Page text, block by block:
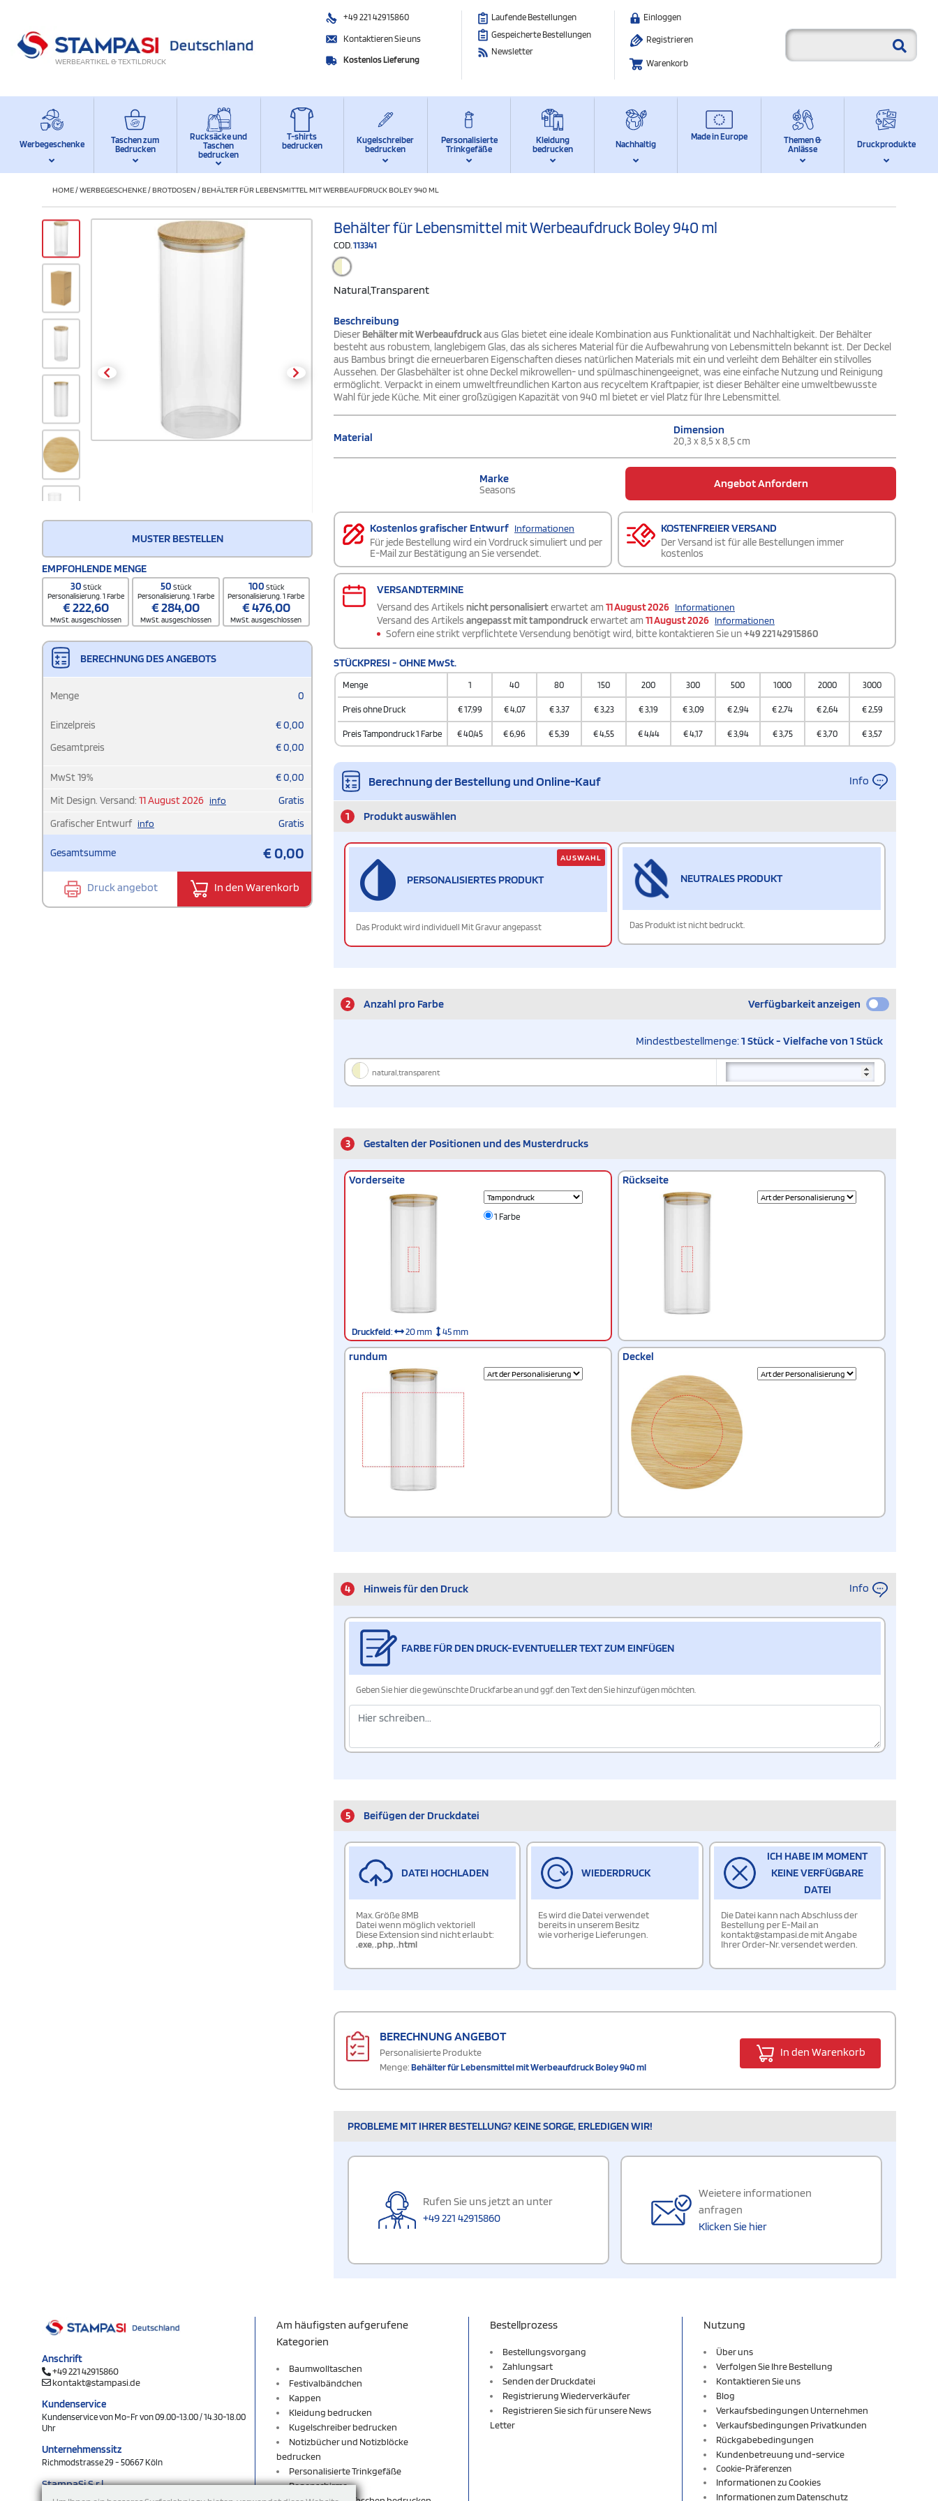
WERBEARTIKEL & TEXTILDRUCK
+49 221 42915860
Kontaktieren Sie uns
Kostenlos Lieferung
Laufende Bestellungen
Gespeicherte Bestellungen
Newsletter
Einloggen
Registrieren
Warenkorb
Werbegeschenke
Taschen zum
Bedrucken
Rucksäcke und
Taschen
bedrucken
T-shirts
bedrucken
Kugelschreiber
bedrucken
Personalisierte
Trinkgefäße
Kleidung
bedrucken
Nachhaltig
Made in Europe
Themen &
Anlässe
Druckprodukte
HOME/WERBEGESCHENKE/BROTDOSEN /BEHÄLTER FÜR LEBENSMITTEL MIT WERBEAUFDRUCK BOLEY 940 ML
MUSTER BESTELLEN
EMPFOHLENDE MENGE
30 Stück
Personalisierung. 1 Farbe
€222,60
MwSt. ausgeschlossen
50 Stück
Personalisierung. 1 Farbe
€284,00
MwSt. ausgeschlossen
100 Stück
Personalisierung. 1 Farbe
€476,00
MwSt. ausgeschlossen
BERECHNUNG DES ANGEBOTS
Menge 0
Einzelpreis €0,00
Gesamtpreis
€0,00
MwSt19% €0,00
Mit Design. Versand: 11 August 2026 info
Gratis
Grafischer Entwurf info Gratis
Gesamtsumme €0,00
Druck angebot In den Warenkorb
Behälter für Lebensmittel mit Werbeaufdruck Boley 940 ml
COD.113341
Natural,transparent
Beschreibung
Dieser Behälter mit Werbeaufdruckaus Glas bietet eine ideale Kombination aus Funktionalität und Nachhaltigkeit. Der Behälter
besteht aus robustem, langlebigem Glas, das als sicheres Material für die Aufbewahrung von Lebensmitteln bekannt ist. Der Deckel
aus Bambus bringt die erneuerbaren Eigenschaften dieses natürlichen Materials mit ein und verleiht dem Behälter ein stilvolles
Aussehen. Der Glasbehälter ist ohne Deckel mikrowellen- und spülmaschinengeeignet, was eine einfache Nutzung und Reinigung
ermöglicht. Verpackt in einem umweltfreundlichen Karton aus recyceltem Kraftpapier, ist dieser Behälter eine umweltbewusste
Wahl für jede Küche. Mit einer großzügigen Kapazität von 940 ml bietet er viel Platz für Ihre Lebensmittel.
Material
Dimension
20,3 x 8,5 x 8,5 cm
Marke
Seasons Angebot Anfordern
Kostenlos grafischer Entwurf Informationen
Für jede Bestellung wird ein Vordruck simuliert und per
E-Mail zur Bestätigung an Sie versendet.
KOSTENFREIER VERSAND
Der Versand ist für alle Bestellungen immer
kostenlos
VERSANDTERMINE
Versand des Artikels nicht personalisierterwartet am 11 August 2026 Informationen
Versand des Artikels angepasst mit tampondruckerwartet am 11 August 2026 Informationen
Sofern eine strikt verpflichtete Versendung benötigt wird, bitte kontaktieren Sie un+49 221 42915860
STÜCKPRESI - OHNE MwSt.
Menge 1 40 80 150 200 300 500 1000 2000 3000
Preis ohne Druck €17,99 €4,07 €3,37 €3,23 €3,19 €3,09 €2,94 €2,74 €2,64 €2,59
Preis Tampondruck 1 Farbe €40,45 €6,96 €5,39 €4,55 €4,44 €4,17 €3,94 €3,75 €3,70 €3,57
Berechnung der Bestellung und Online-Kauf Info
1 Produkt auswählen
PERSONALISIERTES PRODUKT
Das Produkt wird individuell Mit Gravur angepasst
AUSWAHL
NEUTRALES PRODUKT
Das Produkt ist nicht bedruckt.
2 Anzahl pro Farbe Verfügbarkeit anzeigen
Mindestbestellmenge:1 Stück - Vielfache von 1 Stück
natural,transparent
3 Gestalten der Positionen und des Musterdrucks
Vorderseite
1 Farbe
Druckfeld: 20 mm 45 mm
Rückseite
rundum Deckel
4 Hinweis für den Druck Info
FARBE FÜR DEN DRUCK-EVENTUELLER TEXT ZUM EINFÜGEN
Geben Sie hier die gewünschte Druckfarbe an und ggf. den Text den Sie hinzufügen möchten.
5 Beifügen der Druckdatei
DATEI HOCHLADEN
Max. Größe 8MB
Datei wenn möglich vektoriell
Diese Extension sind nicht erlaubt:
.exe,.php,.html
WIEDERDRUCK
Es wird die Datei verwendet
bereits in unserem Besitz
wie vorherige Lieferungen.
ICH HABE IM MOMENT
KEINE VERFÜGBARE
DATEI
Die Datei kann nach Abschluss der
Bestellung per E-Mail an
kontakt@stampasi.de mit Angabe
Ihrer Order-Nr. versendet werden.
BERECHNUNG ANGEBOT
Personalisierte Produkte
Menge:Behälter für Lebensmittel mit Werbeaufdruck Boley 940 ml
In den Warenkorb
PROBLEME MIT IHRER BESTELLUNG? KEINE SORGE, ERLEDIGEN WIR!
Rufen Sie uns jetzt an unter
+49 221 42915860
Weietere informationen
anfragen
Klicken Sie hier
Anschrift
+49 221 42915860
kontakt@stampasi.de
Kundenservice
Kundenservice von Mo-Fr von 09.00-13.00 / 14.30-18.00
Uhr
Unternehmenssitz
Richmodstrasse 29 - 50667 Köln
StampaSi S.r.l.
Am häufigsten aufgerufene
Kategorien
Baumwolltaschen
Festivalbändchen
Kappen
Kleidung bedrucken
Kugelschreiber bedrucken
Notizbücher und Notizblöcke
bedrucken
Personalisierte Trinkgefäße
Regenschirme
Bestellprozess
Bestellungsvorgang
Zahlungsart
Senden der Druckdatei
Registrierung Wiederverkäufer
Registrieren Sie sich für unsere News
Letter
Nutzung
Über uns
Verfolgen Sie Ihre Bestellung
Kontaktieren Sie uns
Blog
Verkaufsbedingungen Unternehmen
Verkaufsbedingungen Privatkunden
Rückgabebedingungen
Kundenbetreuung und-service
Cookie-Präferenzen
Informationen zu Cookies
Informationen zum Datenschutz